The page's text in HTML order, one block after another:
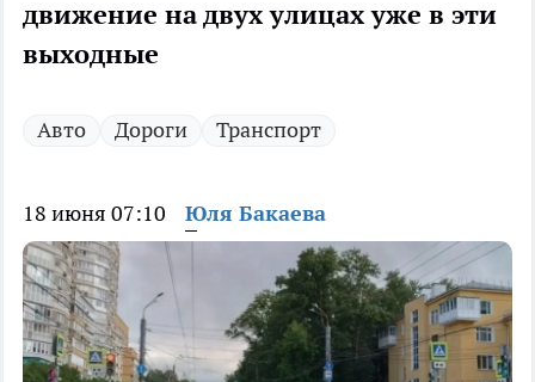
движение на двух улицах уже в эти
выходные
Авто Дороги Транспорт
18 июня 07:10 Юля Бакаева